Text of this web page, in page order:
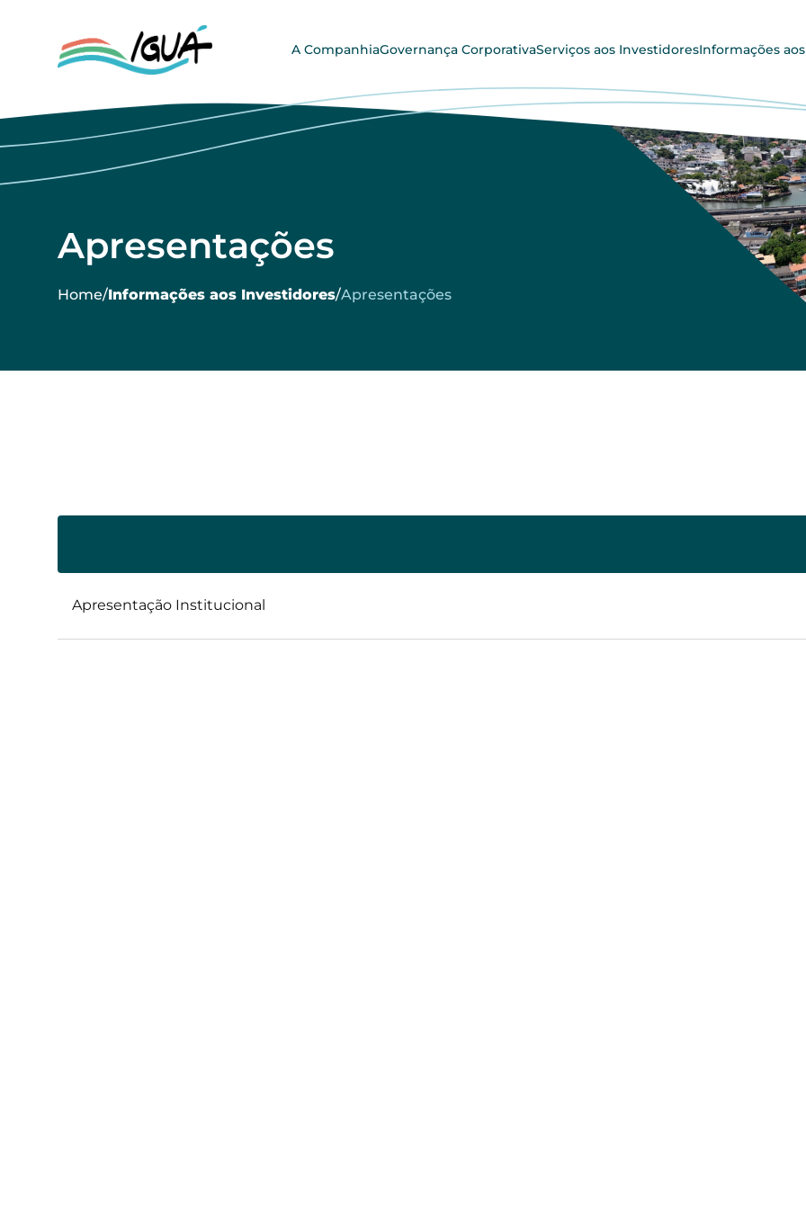
A CompanhiaGovernança CorporativaServiços aos InvestidoresInformações
Apresentações
Home/Informações aos Investidores/Apresentações
Apresentação Institucional